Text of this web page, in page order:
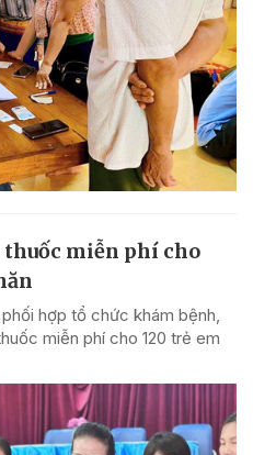
thuốc miễn phí cho
hợp tổ chức khám bệnh,
miễn phí cho 120 trẻ em